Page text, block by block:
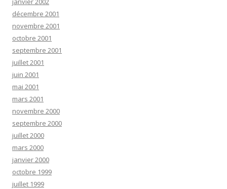
décembre 2001
novembre 2001
octobre 2001
septembre 2001
juillet 2001
juin 2001
mai 2001
mars 2001
novembre 2000
septembre 2000
juillet 2000
mars 2000
janvier 2000
octobre 1999
juillet 1999